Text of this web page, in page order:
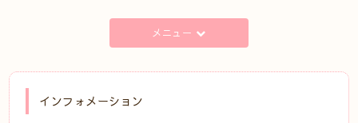
メニュー
インフォメーション